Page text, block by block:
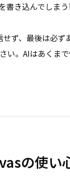
書き込んでしま
ず、最後は必
い。AIはあくま
の使い